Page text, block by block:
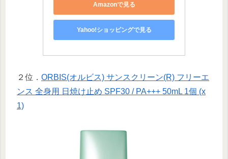
Amazonで見る
Yahoo!ショッピングで見る
２位． ORBIS(オルビス) サンスクリーン(R) フリーエ
ンス 全身用 日焼け止め SPF30 / PA+++ 50mL 1個 (x
1)